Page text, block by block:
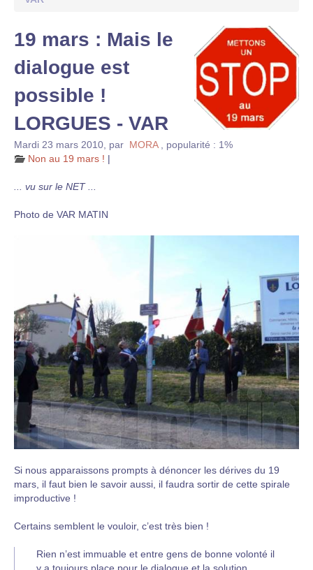
19 mars : Mais le
dialogue est
possible !
LORGUES - VAR
Mardi 23 mars 2010 par MORA
popularité : 1%
Non au 19 mars ! |
... vu sur le NET ...
Photo de VAR MATIN
Si nous apparaissons prompts à dénoncer les dérives du 19
mars, il faut bien le savoir aussi, il faudra sortir de cette spirale
improductive !
Certains semblent le vouloir, c’est très bien !
Rien n’est immuable et entre gens de bonne volonté il
y a toujours place pour le dialogue et la solution